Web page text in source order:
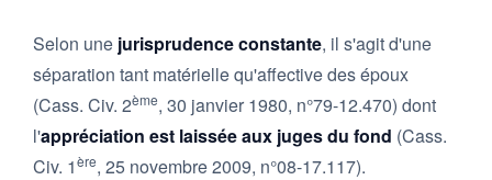
Selon une jurisprudence constante, il s'agit d'une
séparation tant matérielle qu'affective des époux
(Cass. Civ. 2ème, 30 janvier 1980, n°79-12.470) dont
l'appréciation est laissée aux juges du fond (Cass.
Civ. 1ère, 25 novembre 2009, n°08-17.117).